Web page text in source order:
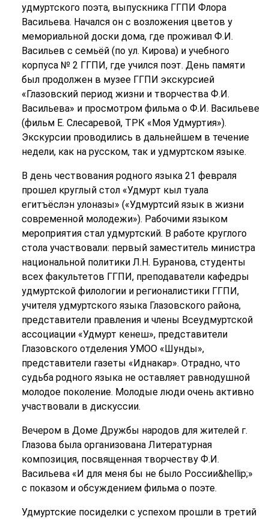
удмуртского поэта, выпускника ГГПИ Флора
Васильева. Начался он с возложения цветов у
мемориальной доски дома, где проживал Ф.И.
Васильев с семьёй (по ул. Кирова) и учебного
корпуса № 2 ГГПИ, где учился поэт. День памяти
был продолжен в музее ГГПИ экскурсией
«Глазовский период жизни и творчества Ф.И.
Васильева» и просмотром фильма о Ф.И. Васильеве
(фильм Е. Слесаревой, ТРК «Моя Удмуртия»).
Экскурсии проводились в дальнейшем в течение
недели, как на русском, так и удмуртском языке.
В день чествования родного языка 21 февраля
прошел круглый стол «Удмурт кыл туала
егитъёслэн улоназы» («Удмуртсий язык в жизни
современной молодежи»). Рабочими языком
мероприятия стал удмуртский. В работе круглого
стола участвовали: первый заместитель министра
национальной политики Л.Н. Буранова, студенты
всех факультетов ГГПИ, преподаватели кафедры
удмуртской филологии и регионалистики ГГПИ,
учителя удмуртского языка Глазовского района,
представители правления и члены Всеудмуртской
ассоциации «Удмурт кенеш», представители
Глазовского отделения УМОО «Шунды»,
представители газеты «Иднакар». Отрадно, что
судьба родного языка не оставляет равнодушной
молодое поколение. Молодые люди очень активно
участвовали в дискуссии.
Вечером в Доме Дружбы народов для жителей г.
Глазова была организована Литературная
композиция, посвященная творчеству Ф.И.
Васильева «И для меня бы не было России&hellip;»
с показом и обсуждением фильма о поэте.
Удмуртские посиделки с успехом прошли в третий